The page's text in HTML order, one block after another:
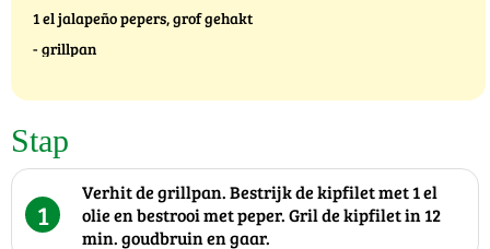
1 el jalapeño pepers, grof gehakt
- grillpan
Stap
1
Verhit de grillpan. Bestrijk de kipfilet met 1 el
olie en bestrooi met peper. Gril de kipfilet in 12
min. goudbruin en gaar.